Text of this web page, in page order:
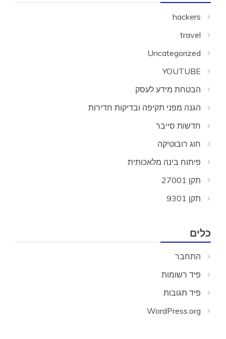
hackers
travel
Uncategorized
YOUTUBE
הבטחת מידע לעסק
הגנה מפני תקיפה ובדיקות חדירות
חדשות סייבר
חוג רובוטיקה
פיתוח בינה מלאכותית
תקן 27001
תקן 9301
כלים
התחבר
פיד רשומות
פיד תגובות
WordPress.org